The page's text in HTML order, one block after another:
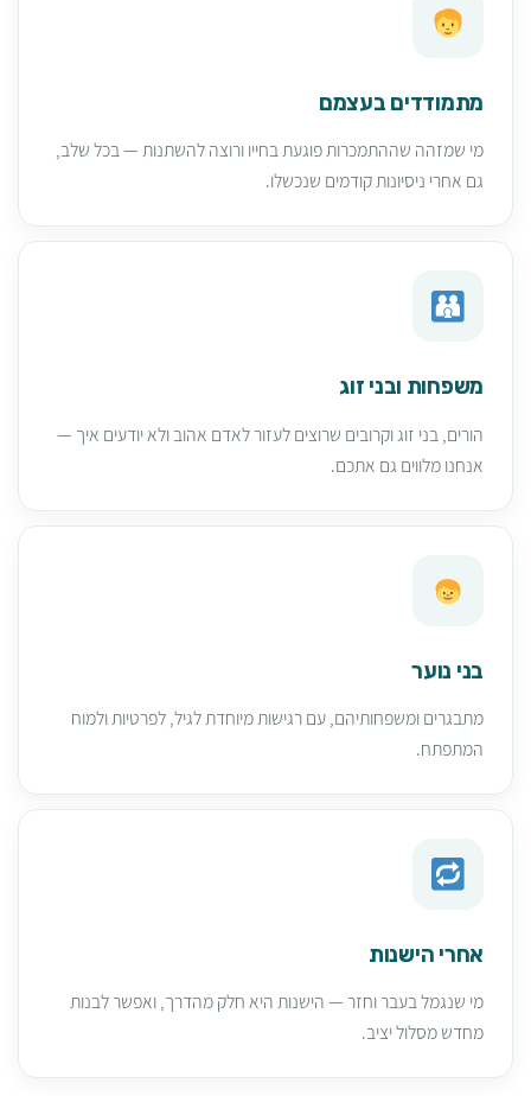
מתמודדים בעצמם
מי שמזהה שההתמכרות פוגעת בחייו ורוצה להשתנות — בכל שלב,
גם אחרי ניסיונות קודמים שנכשלו.
משפחות ובני זוג
הורים, בני זוג וקרובים שרוצים לעזור לאדם אהוב ולא יודעים איך —
אנחנו מלווים גם אתכם.
בני נוער
מתבגרים ומשפחותיהם, עם רגישות מיוחדת לגיל, לפרטיות ולמוח
המתפתח.
אחרי הישנות
מי שנגמל בעבר וחזר — הישנות היא חלק מהדרך, ואפשר לבנות
מחדש מסלול יציב.